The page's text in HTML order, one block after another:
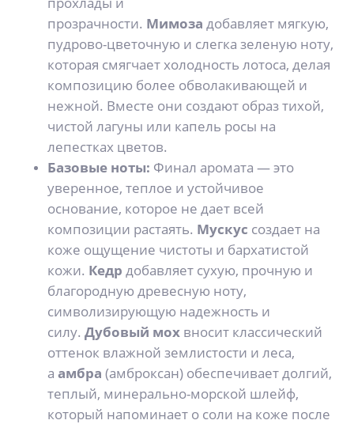
прозрачности. Мимоза добавляет мягкую,
пудрово-цветочную и слегка зеленую ноту,
которая смягчает холодность лотоса, делая
композицию более обволакивающей и
нежной. Вместе они создают образ тихой,
чистой лагуны или капель росы на
лепестках цветов.
Базовые ноты: Финал аромата — это
уверенное, теплое и устойчивое
основание, которое не дает всей
композиции растаять. Мускус создает на
коже ощущение чистоты и бархатистой
кожи. Кедр добавляет сухую, прочную и
благородную древесную ноту,
символизирующую надежность и
силу. Дубовый мох вносит классический
оттенок влажной землистости и леса,
а амбра (амброксан) обеспечивает долгий,
теплый, минерально-морской шлейф,
который напоминает о соли на коже после